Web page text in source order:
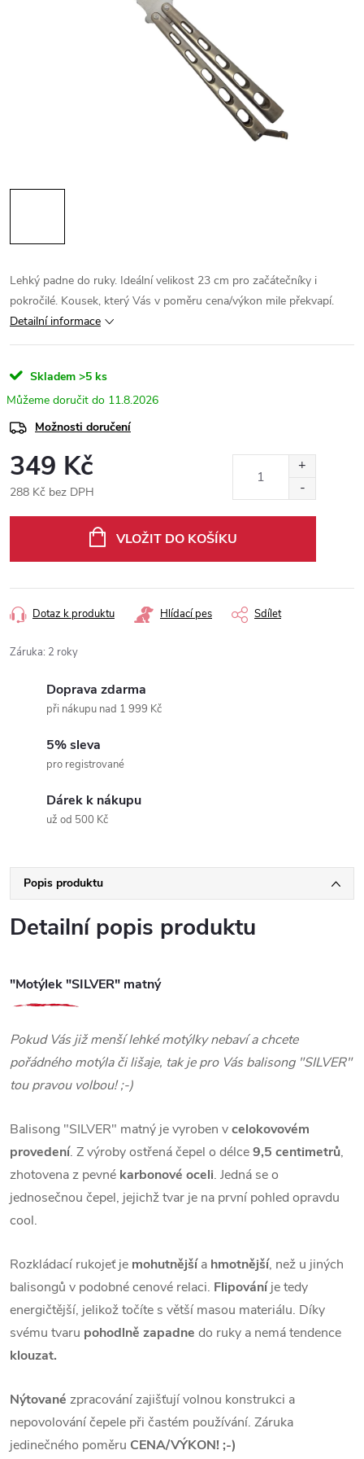
Lehký padne do ruky. Ideální velikost 23 cm pro začátečníky i
pokročilé. Kousek, který Vás v poměru cena/výkon mile překvapí.
Detailní informace
Skladem >5 ks
11.8.2026
Možnosti doručení
349 Kč
288 Kč bez DPH
VLOŽIT DO KOŠÍKU
Dotaz k produktu Hlídací pes Sdílet
Záruka: 2 roky
Doprava zdarma
při nákupu nad 1 999 Kč
5% sleva
pro registrované
Dárek k nákupu
už od 500 Kč
Popis produktu
Detailní popis produktu
"Motýlek "SILVER" matný
Pokud Vás již menší lehké motýlky nebaví a chcete
pořádného motýla či lišaje, tak je pro Vás balisong "SILVER"
tou pravou volbou! ;-)
Balisong "SILVER" matný je vyroben vcelokovovém
provedení. Z výroby ostřená čepel o délce9,5 centimetrů,
zhotovena z pevné karbonové oceli. Jedná se o
jednosečnou čepel, jejichž tvar je na první pohled opravdu
cool.
Rozkládací rukojeť je mohutnějšía hmotnější, než u jiných
balisongů v podobné cenové relaci. Flipováníje tedy
energičtější, jelikož točíte s větší masou materiálu. Díky
svému tvaru pohodlně zapadne do ruky a nemá tendence
klouzat.
Nýtované zpracování zajišťují volnou konstrukci a
nepovolování čepele při častém používání. Záruka
jedinečného poměru CENA/VÝKON! ;-)